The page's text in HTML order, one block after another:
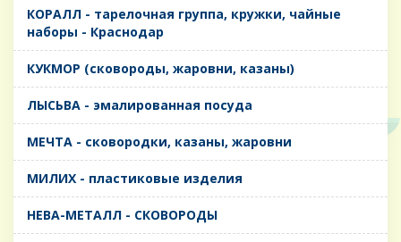
КОРАЛЛ - тарелочная группа, кружки, чайные
наборы - Краснодар
КУКМОР (сковороды, жаровни, казаны)
ЛЫСЬВА - эмалированная посуда
МЕЧТА - сковородки, казаны, жаровни
МИЛИХ - пластиковые изделия
НЕВА-МЕТАЛЛ - СКОВОРОДЫ